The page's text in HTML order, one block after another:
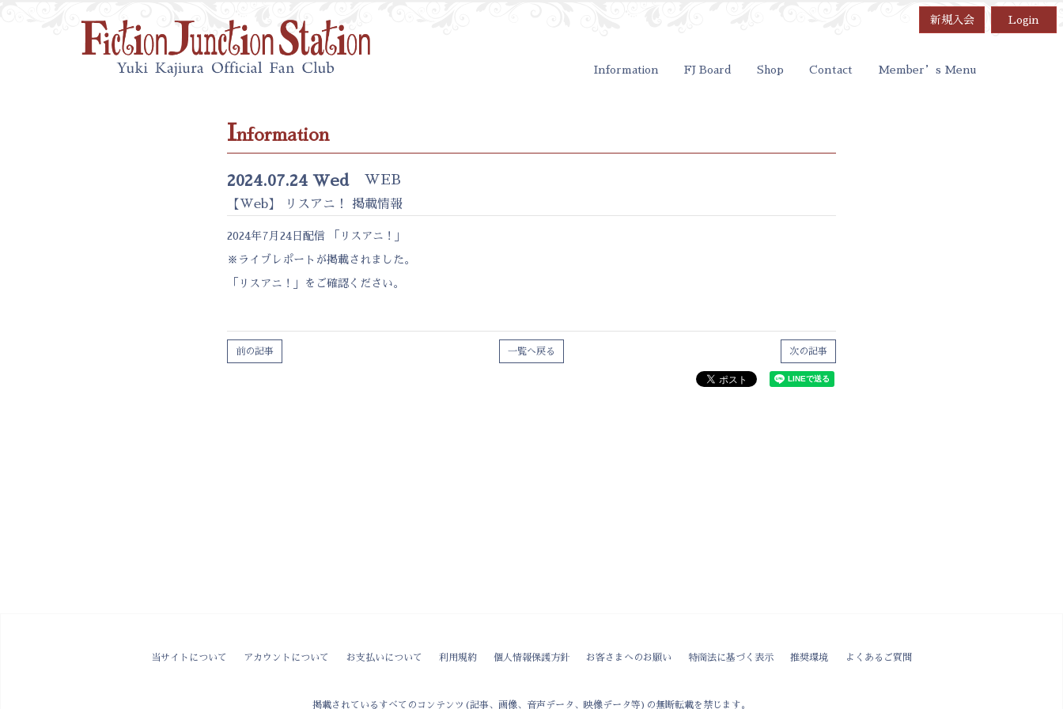
新規入会 Login
Information FJ Board Shop Contact Member’s Menu
Information
2024.07.24 Wed WEB
【Web】 リスアニ！ 掲載情報
2024年7月24日配信 「 リスアニ！ 」
※ライブレポートが掲載されました。
「リスアニ！」 をご確認ください。
次の記事
一覧へ戻る
前の記事
当サイトについて アカウントについて お支払いについて 利用規約 個人情報保護方針 お客さまへのお願い 特商法に基づく表示 推奨環境 よくあるご質問
掲載されているすべてのコンテンツ(記事、画像、音声データ、映像データ等)の無断転載を禁じます。